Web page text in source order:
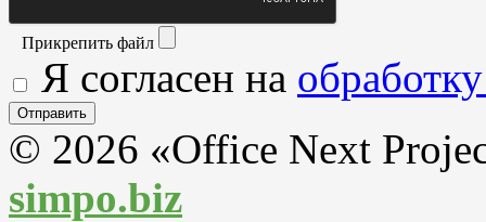
Прикрепить файл
Я согласен на
© 2026 «Office Next
simpo.biz